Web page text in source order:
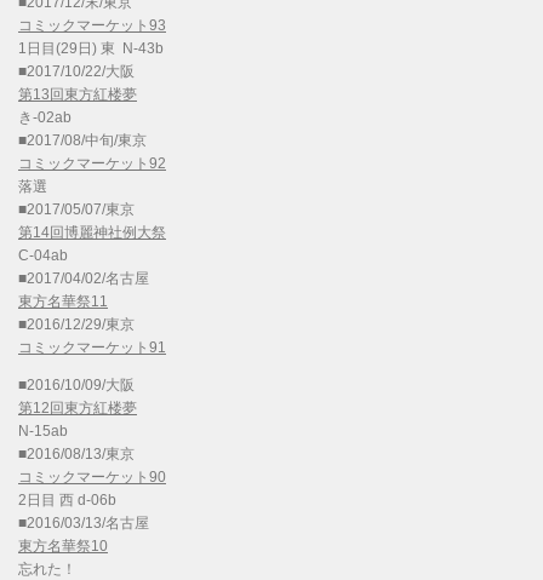
コミックマーケット93
1日目(29日) 東 N-43b
■2017/10/22/大阪
第13回東方紅楼夢
き-02ab
■2017/08/中旬/東京
コミックマーケット92
落選
■2017/05/07/東京
第14回博麗神社例大祭
C-04ab
■2017/04/02/名古屋
東方名華祭11
■2016/12/29/東京
コミックマーケット91
■2016/10/09/大阪
第12回東方紅楼夢
N-15ab
■2016/08/13/東京
コミックマーケット90
2日目 西 d-06b
■2016/03/13/名古屋
東方名華祭10
忘れた！